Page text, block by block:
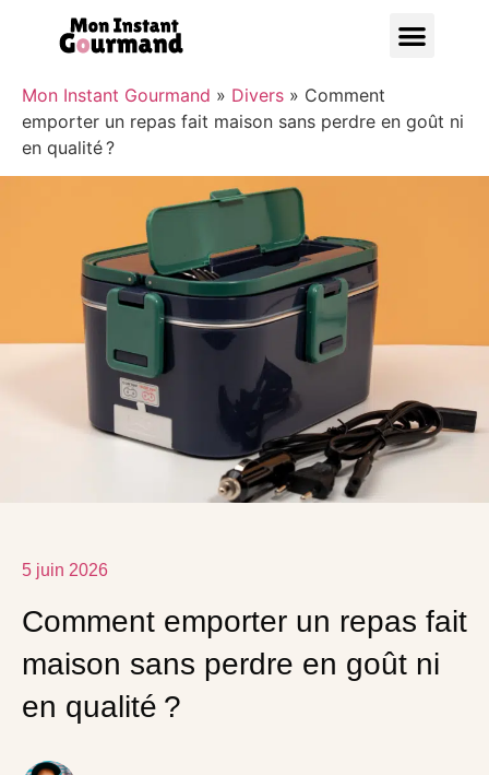
Mon Instant Gourmand » Divers » Comment
emporter un repas fait maison sans perdre en goût ni
en qualité ?
5 juin 2026
Comment emporter un repas fait
maison sans perdre en goût ni
en qualité ?